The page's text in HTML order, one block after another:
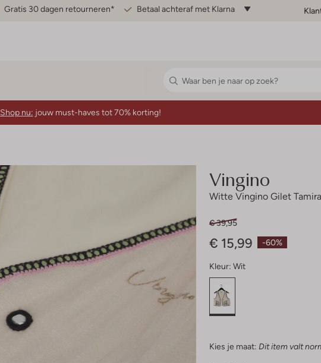
Gratis 30 dagen retourneren* Betaal achteraf met Klarna
Shop nu: jouw must-haves tot 70% korting!
Vingino
Witte Vingino Gilet Tamira
-60%
€ 39,95
€ 15,99
Kleur: Wit
Kies je maat: Dit item valt